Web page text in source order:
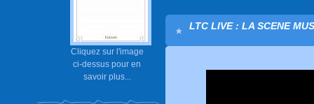
Cliquez sur l'image
ci-dessus pour en
savoir plus...
LTC LIVE : LA SCENE